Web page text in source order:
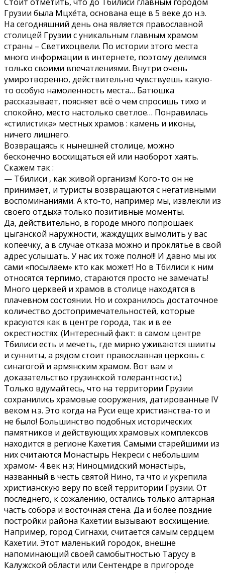
Стоит отметить, что до Тбилиси главным городом
Грузии была Мцхе́та, основана еще в 5 веке до н.э.
На сегодняшний день она является православной
столицей Грузии с уникальным главным храмом
страны – Светихоцвели. По истории этого места
много информации в интернете, поэтому делимся
только своими впечатлениями. Внутри очень
умиротворенно, действительно чувствуешь какую-
то особую намоленность места… Батюшка
рассказывает, поясняет всё о чем спросишь тихо и
спокойно, место настолько светлое… Понравилась
«стилистика» местных храмов : камень и иконы,
ничего лишнего.
Возвращаясь к нынешней столице, можно
бесконечно восхищаться ей или наоборот хаять.
Скажем так :
— Тбилиси , как живой организм! Кого-то он не
принимает, и туристы возвращаются с негативными
воспоминаниями. А кто-то, например мы, извлекли из
своего отдыха только позитивные моменты.
Да, действительно, в городе много попрошаек
цыганской наружности, жаждущих вымолить у вас
копеечку, а в случае отказа можно и проклятье в свой
адрес услышать. У нас их тоже полно!!! И давно мы их
сами «посылаем» кто как может! Но в Тбилиси к ним
относятся терпимо, стараются просто не замечать!
Много церквей и храмов в столице находятся в
плачевном состоянии. Но и сохранилось достаточное
количество достопримечательностей, которые
красуются как в центре города, так и в ее
окрестностях. (Интересный факт: в самом центре
Тбилиси есть и мечеть, где мирно уживаются шииты
и сунниты, а рядом стоит православная церковь с
синагогой и армянским храмом. Вот вам и
доказательство грузинской толерантности.)
Только вдумайтесь, что на территории Грузии
сохранились храмовые сооружения, датированные IV
веком н.э. Это когда на Руси еще христианства-то и
не было! Большинство подобных исторических
памятников и действующих храмовых комплексов
находится в регионе Кахетия. Самыми старейшими из
них считаются Монастырь Некреси с небольшим
храмом- 4 век н.э; Ниноцмидский монастырь,
названный в честь святой Нино, та что и укрепила
христианскую веру по всей территории Грузии. От
последнего, к сожалению, остались только алтарная
часть собора и восточная стена. Да и более поздние
постройки района Кахетии вызывают восхищение.
Например, город Сигнахи, считается самым сердцем
Кахетии. Этот маленький городок, внешне
напоминающий своей самобытностью Тарусу в
Калужской области или Сентендре в пригороде